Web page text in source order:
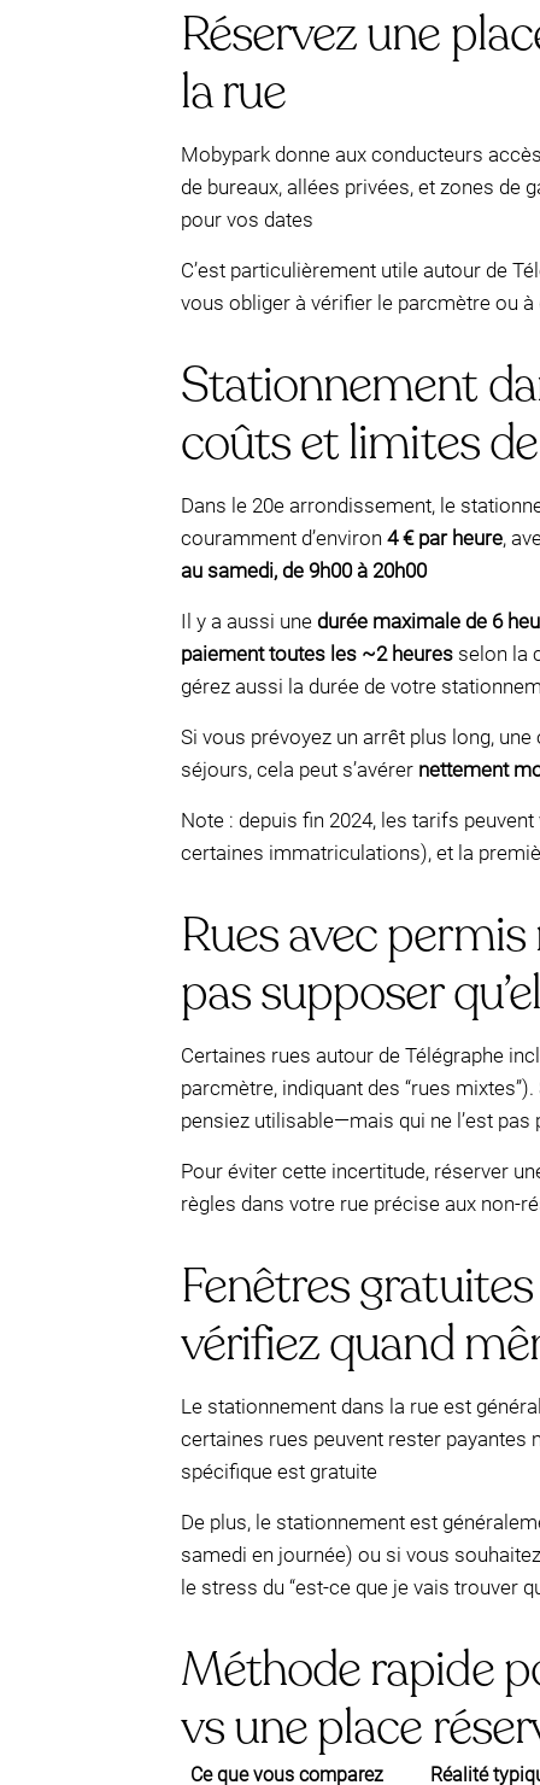
Réservez une
la rue
Mobypark donne aux conducteurs
de bureaux, allées privées, et zones
pour vos dates
C’est particulièrement utile autour de
vous obliger à vérifier le parcmètre ou
Stationnement
coûts et limites
Dans le 20e arrondissement, le
couramment d’environ 4 € par heure,
au samedi, de 9h00 à 20h00
Il y a aussi une durée maximale de 6
paiement toutes les ~2 heures selon la
gérez aussi la durée de votre
Si vous prévoyez un arrêt plus long,
séjours, cela peut s’avérer nettement
Note : depuis fin 2024, les tarifs
certaines immatriculations), et la
Rues avec
pas supposer
Certaines rues autour de Télégraphe
parcmètre, indiquant des “rues
pensiez utilisable—mais qui ne l’est pas
Pour éviter cette incertitude, réserver
règles dans votre rue précise aux non-
Fenêtres
vérifiez quand
Le stationnement dans la rue est
certaines rues peuvent rester
spécifique est gratuite
De plus, le stationnement est
samedi en journée) ou si vous
le stress du “est-ce que je vais trouver
Méthode rapide
vs une place
Ce que vous comparez Réalité